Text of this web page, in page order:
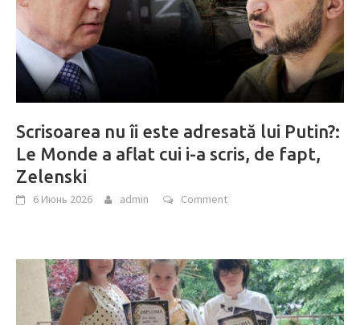
Scrisoarea nu îi este adresată lui Putin?:
Le Monde a aflat cui i-a scris, de fapt,
Zelenski
6 Июнь 2026 admin Comment